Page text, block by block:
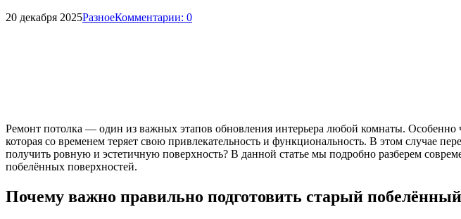
20 декабря 2025РазноеКомментарии: 0
Ремонт потолка — один из важных этапов обновления интерьера любой комнаты. Особенно
которая со временем теряет свою привлекательность и функциональность. В этом случае
получить ровную и эстетичную поверхность? В данной статье мы подробно разберем
побелённых поверхностей.
Почему важно правильно подготовить старый